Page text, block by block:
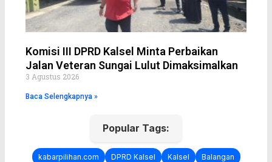
Komisi III DPRD Kalsel Minta Perbaikan
Jalan Veteran Sungai Lulut Dimaksimalkan
3 Agustus 2026
Baca Selengkapnya »
Popular Tags:
kabarpilihan.com DPRD Kalsel Kalsel
Balangan